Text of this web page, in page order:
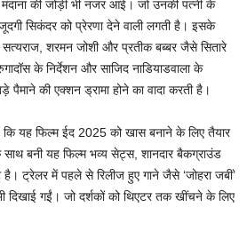
की जोड़ी भी नजर आई। जो उनकी पत्नी के
सिकंदर को प्रेरणा देने वाली लगती है। इसके
शरमन जोशी और प्रतीक बब्बर जैसे सितारे
के निर्देशन और साजिद नाडियाडवाला के
की एक्शन ड्रामा होने का वादा करती है।
यह फिल्म ईद 2025 को खास बनाने के लिए तैयार
बनी यह फिल्म भव्य सेट्स, शानदार बैकग्राउंड
ट्रेलर में पहले से रिलीज हुए गाने जैसे ‘जोहरा जबीं’
दिखाई गईं। जो दर्शकों को थिएटर तक खींचने के लिए